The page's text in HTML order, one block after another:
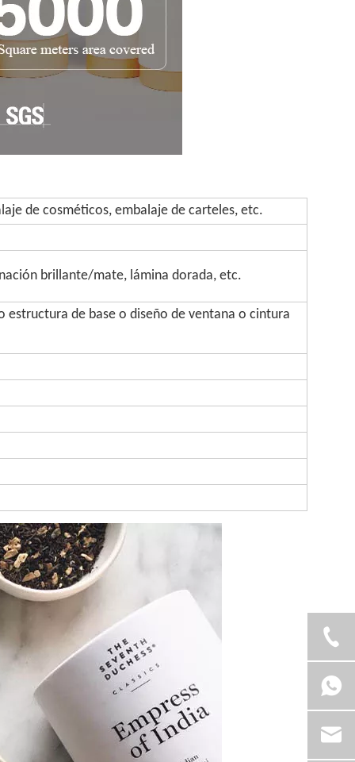
de cosméticos, embalaje de carteles, etc.
brillante/mate, lámina dorada, etc.
de base o diseño de ventana o cintura